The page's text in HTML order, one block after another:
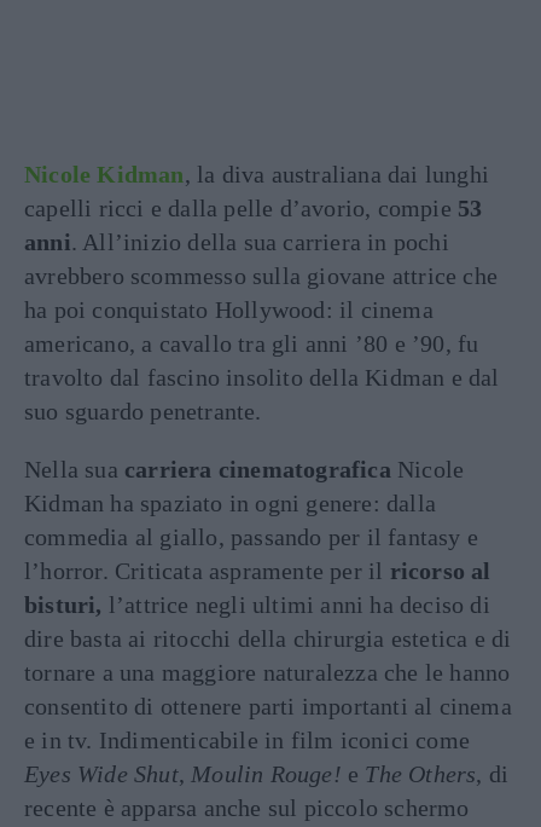
Nicole Kidman, la diva australiana dai lunghi
capelli ricci e dalla pelle d’avorio, compie 53
anni. All’inizio della sua carriera in pochi
avrebbero scommesso sulla giovane attrice che
ha poi conquistato Hollywood: il cinema
americano, a cavallo tra gli anni ’80 e ’90, fu
travolto dal fascino insolito della Kidman e dal
suo sguardo penetrante.
Nella sua carriera cinematografica Nicole
Kidman ha spaziato in ogni genere: dalla
commedia al giallo, passando per il fantasy e
l’horror. Criticata aspramente per il ricorso al
bisturi, l’attrice negli ultimi anni ha deciso di
dire basta ai ritocchi della chirurgia estetica e di
tornare a una maggiore naturalezza che le hanno
consentito di ottenere parti importanti al cinema
e in tv. Indimenticabile in film iconici come
Eyes Wide Shut, Moulin Rouge! e The Others, di
recente è apparsa anche sul piccolo schermo